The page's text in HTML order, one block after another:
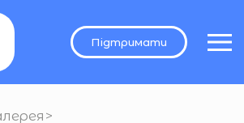
Підтримати
>